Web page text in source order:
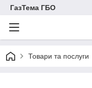
ГазТема ГБО
Товари та послуги